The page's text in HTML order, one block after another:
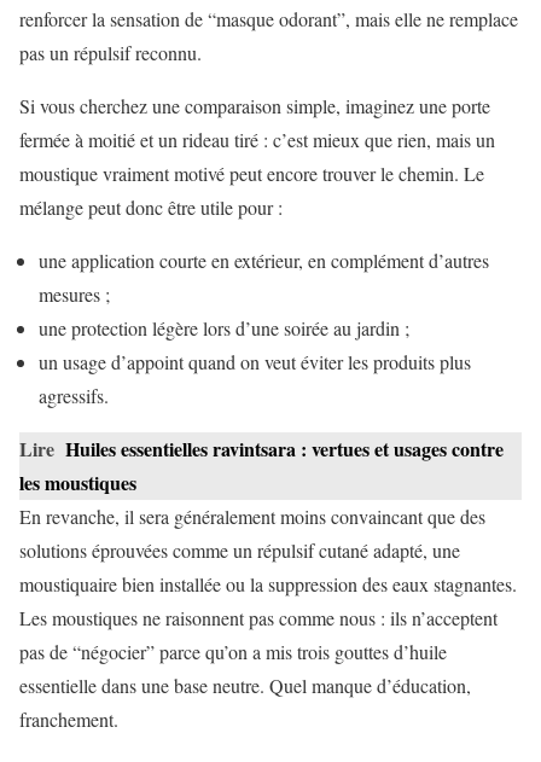
renforcer la sensation de “masque odorant”, mais elle ne remplace
pas un répulsif reconnu.
Si vous cherchez une comparaison simple, imaginez une porte
fermée à moitié et un rideau tiré : c’est mieux que rien, mais un
moustique vraiment motivé peut encore trouver le chemin. Le
mélange peut donc être utile pour :
une application courte en extérieur, en complément d’autres
mesures ;
une protection légère lors d’une soirée au jardin ;
un usage d’appoint quand on veut éviter les produits plus
agressifs.
Lire Huiles essentielles ravintsara : vertues et usages contre
les moustiques
En revanche, il sera généralement moins convaincant que des
solutions éprouvées comme un répulsif cutané adapté, une
moustiquaire bien installée ou la suppression des eaux stagnantes.
Les moustiques ne raisonnent pas comme nous : ils n’acceptent
pas de “négocier” parce qu’on a mis trois gouttes d’huile
essentielle dans une base neutre. Quel manque d’éducation,
franchement.